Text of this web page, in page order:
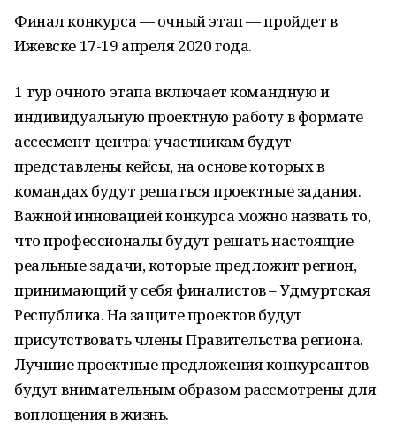
Финал конкурса — очный этап — пройдет в
Ижевске 17-19 апреля 2020 года.
1 тур очного этапа включает командную и
индивидуальную проектную работу в формате
ассесмент-центра: участникам будут
представлены кейсы, на основе которых в
командах будут решаться проектные задания.
Важной инновацией конкурса можно назвать то,
что профессионалы будут решать настоящие
реальные задачи, которые предложит регион,
принимающий у себя финалистов – Удмуртская
Республика. На защите проектов будут
присутствовать члены Правительства региона.
Лучшие проектные предложения конкурсантов
будут внимательным образом рассмотрены для
воплощения в жизнь.